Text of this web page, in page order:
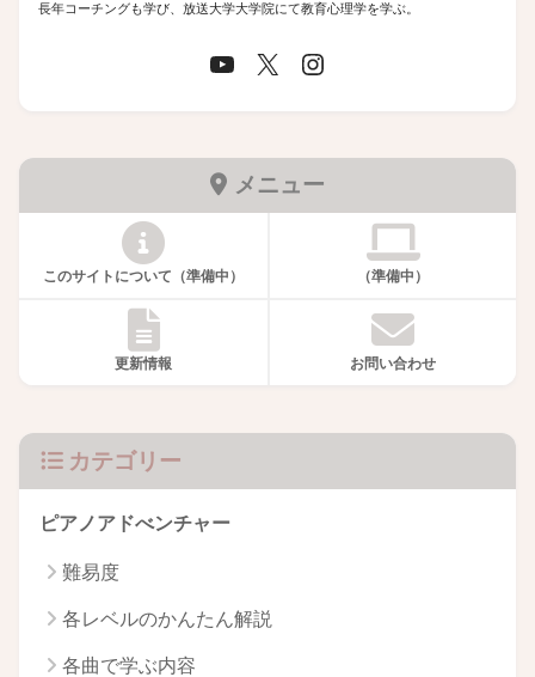
長年コーチングも学び、放送大学大学院にて教育心理学を学ぶ。
メニュー
このサイトについて（準備中） （準備中）
更新情報 お問い合わせ
カテゴリー
ピアノアドべンチャー
難易度
各レベルのかんたん解説
各曲で学ぶ内容